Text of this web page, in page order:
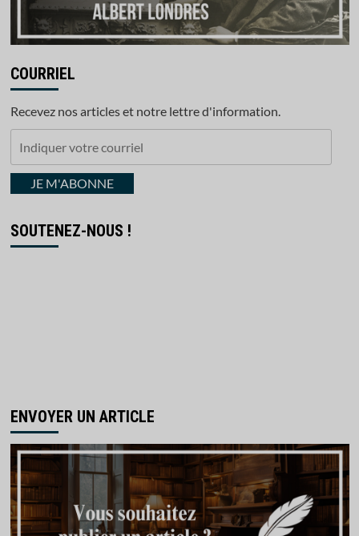
COURRIEL
Recevez nos articles et notre lettre d'information.
courrielJE M'ABONNE
SOUTENEZ-NOUS !
ENVOYER UN ARTICLE